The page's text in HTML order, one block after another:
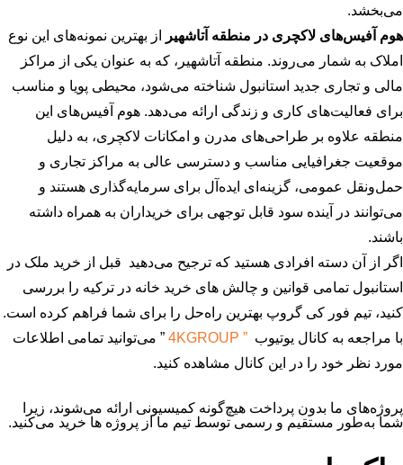
می‌بخشد.
هوم آفیس‌های لاکچری در منطقه آتاشهیر
از بهترین نمونه‌های این نوع
املاک به شمار می‌روند. منطقه آتاشهیر، که به عنوان یکی از مراکز
مالی و تجاری جدید استانبول شناخته می‌شود، محیطی پویا و مناسب
برای فعالیت‌های کاری و زندگی ارائه می‌دهد. هوم آفیس‌های این
منطقه علاوه بر طراحی‌های مدرن و امکانات لاکچری، به دلیل
موقعیت جغرافیایی مناسب و دسترسی عالی به مراکز تجاری و
حمل‌ونقل عمومی، گزینه‌ای ایده‌آل برای سرمایه‌گذاری هستند و
می‌توانند در آینده سود قابل توجهی برای خریداران به همراه داشته
باشند.
اگر از آن دسته افرادی هستید که ترجیح می‌دهید قبل از خرید ملک در
استانبول تمامی قوانین و چالش های خرید خانه در ترکیه را بررسی
کنید، تیم فور کی گروپ بهترین راه‌حل را برای شما فراهم کرده است.
با مراجعه به کانال یوتیوب ” 4KGROUP
” می‌توانید تمامی اطلاعات
مورد نظر خود را در این کانال مشاهده کنید.
پروژه‌های ما بدون پرداخت هیچ‌گونه کمیسیونی ارائه می‌شوند، زیرا
شما به‌طور مستقیم و رسمی توسط تیم ما از پروژه ها خرید می‌کنید.